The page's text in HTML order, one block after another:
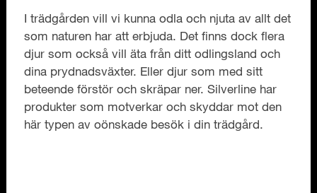
I trädgården vill vi kunna odla och njuta av allt det
som naturen har att erbjuda. Det finns dock flera
djur som också vill äta från ditt odlingsland och
dina prydnadsväxter. Eller djur som med sitt
beteende förstör och skräpar ner. Silverline har
produkter som motverkar och skyddar mot den
här typen av oönskade besök i din trädgård.